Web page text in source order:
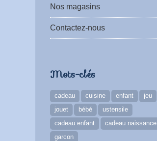
Nos magasins
Contactez-nous
Mots-clés
cadeau cuisine enfant
jeu
jouet
bébé
ustensile
cadeau enfant
cadeau naissance
garcon